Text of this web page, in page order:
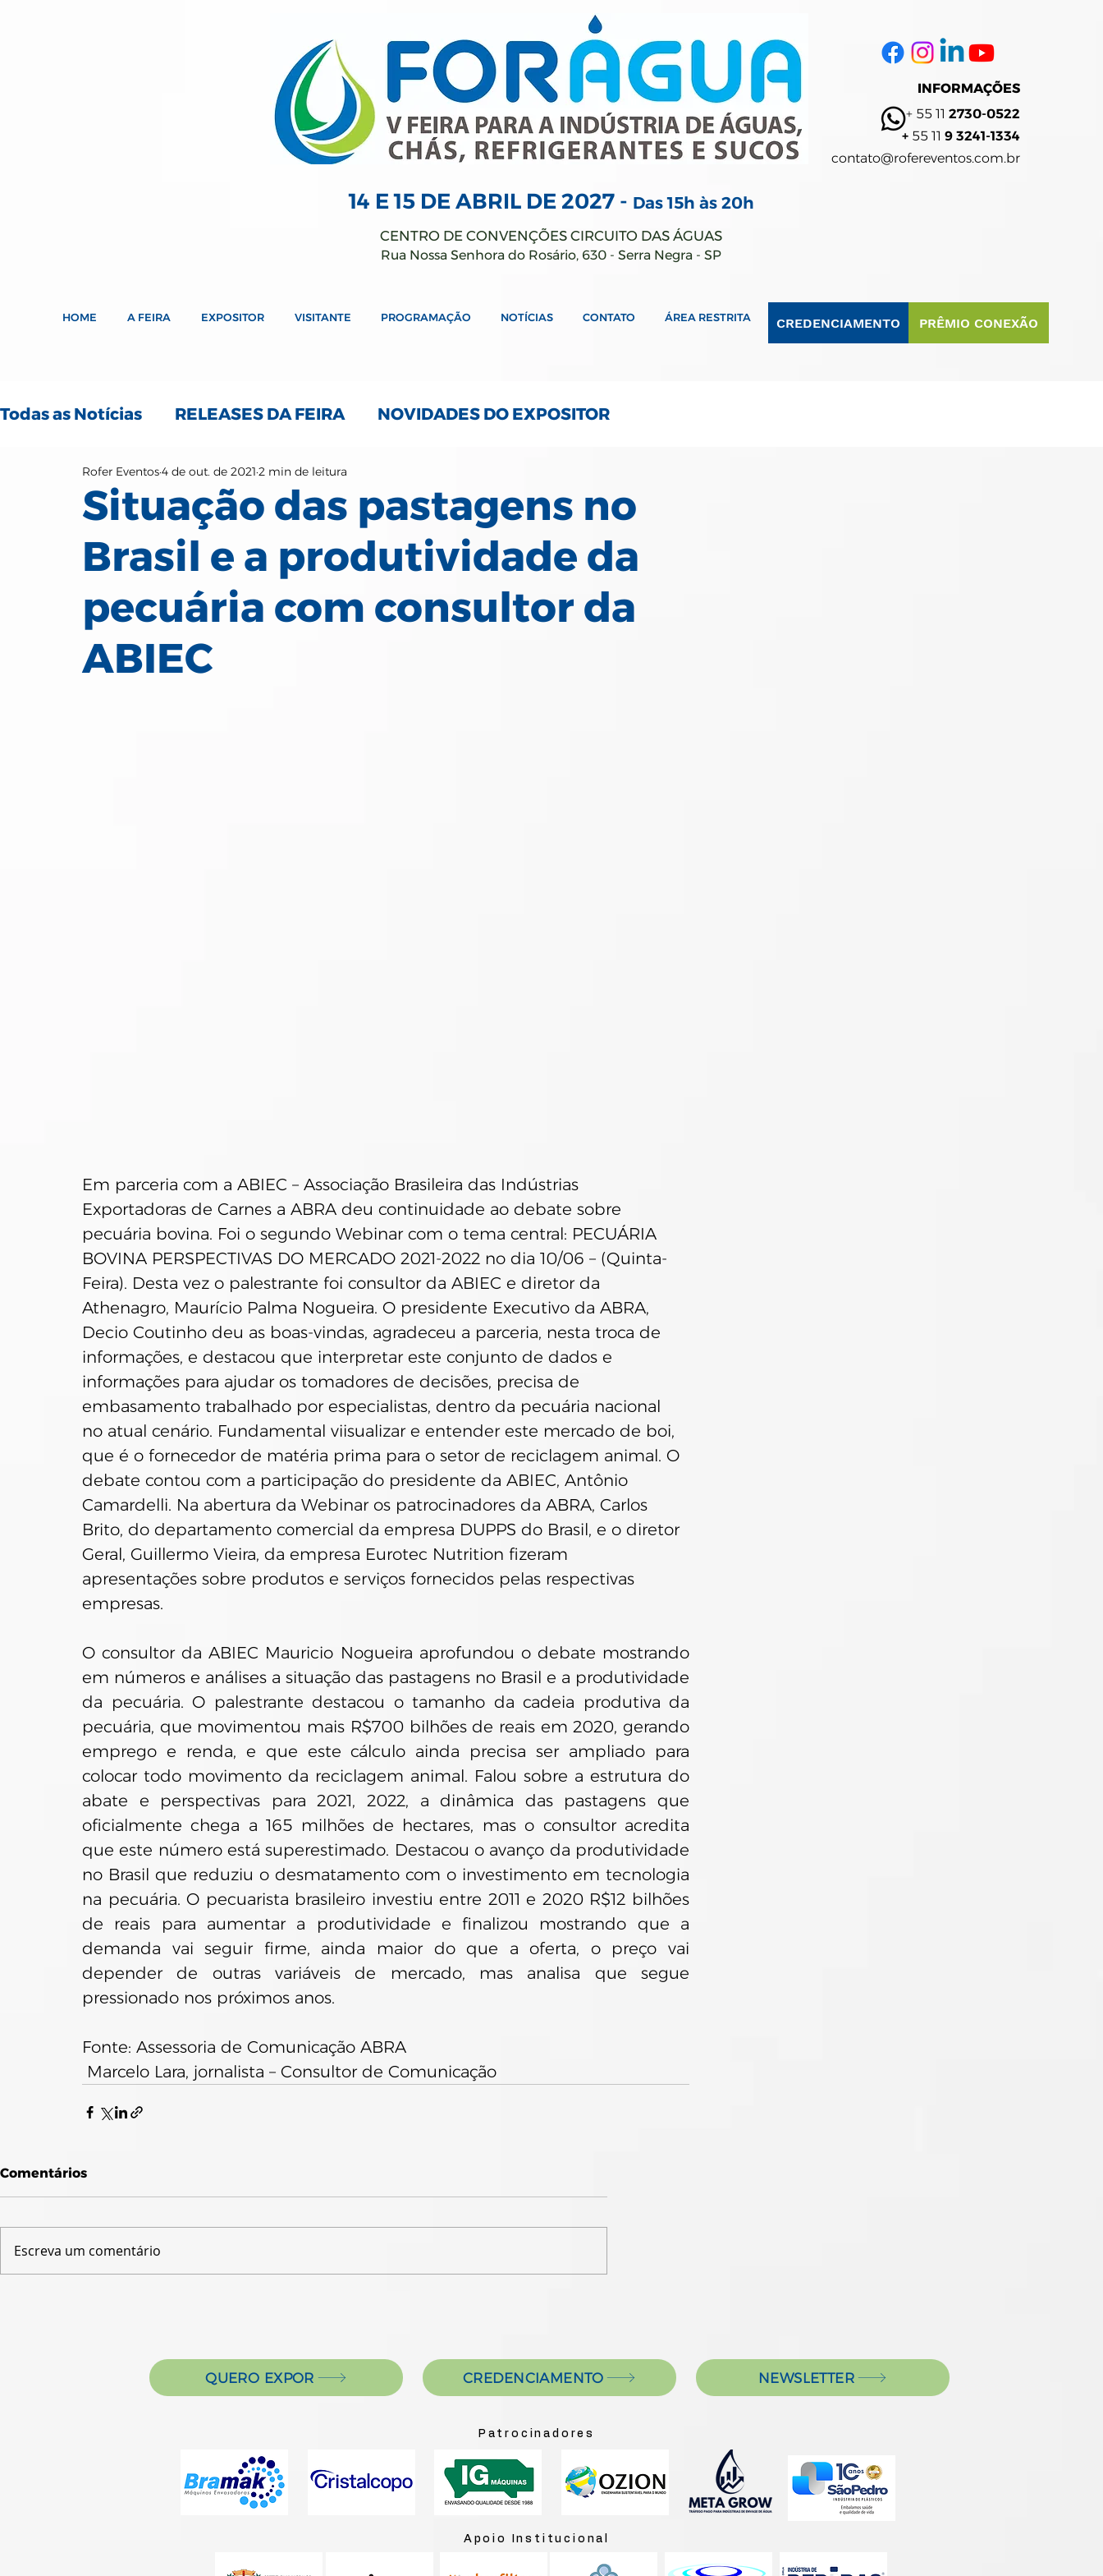
INFORMAÇÕES
+ 55 11 2730-0522
+ 55 11 9 3241-1334
contato@rofereventos.com.br
14 E 15 DE ABRIL DE 2027 - Das 15h às 20h
CENTRO DE CONVENÇÕES CIRCUITO DAS ÁGUAS
Rua Nossa Senhora do Rosário, 630 - Serra Negra - SP
HOME A FEIRA EXPOSITOR VISITANTE PROGRAMAÇÃO NOTÍCIAS CONTATO ÁREA RESTRITA CREDENCIAMENTO PRÊMIO CONEXÃO
Todas as Notícias RELEASES DA FEIRA NOVIDADES DO EXPOSITOR
NOTÍCIAS DO SETOR
Situação das pastagens no
Brasil e a produtividade da
pecuária com consultor da
ABIEC
Rofer Eventos4 de out. de 2021 2 min de leitura
Em parceria com a ABIEC – Associação Brasileira das Indústrias
Exportadoras de Carnes a ABRA deu continuidade ao debate sobre
pecuária bovina. Foi o segundo Webinar com o tema central: PECUÁRIA
BOVINA PERSPECTIVAS DO MERCADO 2021-2022 no dia 10/06 – (Quinta-
Feira). Desta vez o palestrante foi consultor da ABIEC e diretor da
Athenagro, Maurício Palma Nogueira. O presidente Executivo da ABRA,
Decio Coutinho deu as boas-vindas, agradeceu a parceria, nesta troca de
informações, e destacou que interpretar este conjunto de dados e
informações para ajudar os tomadores de decisões, precisa de
embasamento trabalhado por especialistas, dentro da pecuária nacional
no atual cenário. Fundamental viisualizar e entender este mercado de boi,
que é o fornecedor de matéria prima para o setor de reciclagem animal. O
debate contou com a participação do presidente da ABIEC, Antônio
Camardelli. Na abertura da Webinar os patrocinadores da ABRA, Carlos
Brito, do departamento comercial da empresa DUPPS do Brasil, e o diretor
Geral, Guillermo Vieira, da empresa Eurotec Nutrition fizeram
apresentações sobre produtos e serviços fornecidos pelas respectivas
empresas.
O consultor da ABIEC Mauricio Nogueira aprofundou o debate mostrando
em números e análises a situação das pastagens no Brasil e a produtividade
da pecuária. O palestrante destacou o tamanho da cadeia produtiva da
pecuária, que movimentou mais R$700 bilhões de reais em 2020, gerando
emprego e renda, e que este cálculo ainda precisa ser ampliado para
colocar todo movimento da reciclagem animal. Falou sobre a estrutura do
abate e perspectivas para 2021, 2022, a dinâmica das pastagens que
oficialmente chega a 165 milhões de hectares, mas o consultor acredita
que este número está superestimado. Destacou o avanço da produtividade
no Brasil que reduziu o desmatamento com o investimento em tecnologia
na pecuária. O pecuarista brasileiro investiu entre 2011 e 2020 R$12 bilhões
de reais para aumentar a produtividade e finalizou mostrando que a
demanda vai seguir firme, ainda maior do que a oferta, o preço vai
depender de outras variáveis de mercado, mas analisa que segue
pressionado nos próximos anos.
Fonte: Assessoria de Comunicação ABRA
Marcelo Lara, jornalista – Consultor de Comunicação
Comentários
Escreva um comentário
QUERO EXPOR CREDENCIAMENTO NEWSLETTER
Patrocinadores
Apoio Institucional